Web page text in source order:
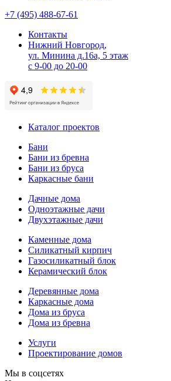
+7 (495) 488-67-61
Контакты
Нижний Новгород,
ул. Минина д.16а, 5 этаж
с 9-00 до 20-00
Каталог проектов
Бани
Бани из бревна
Бани из бруса
Каркасные бани
Дачные дома
Одноэтажные дачи
Двухэтажные дачи
Каменные дома
Силикатный кирпич
Газосиликатный блок
Керамический блок
Деревянные дома
Каркасные дома
Дома из бруса
Дома из бревна
Услуги
Проектирование домов
Мы в соцсетях